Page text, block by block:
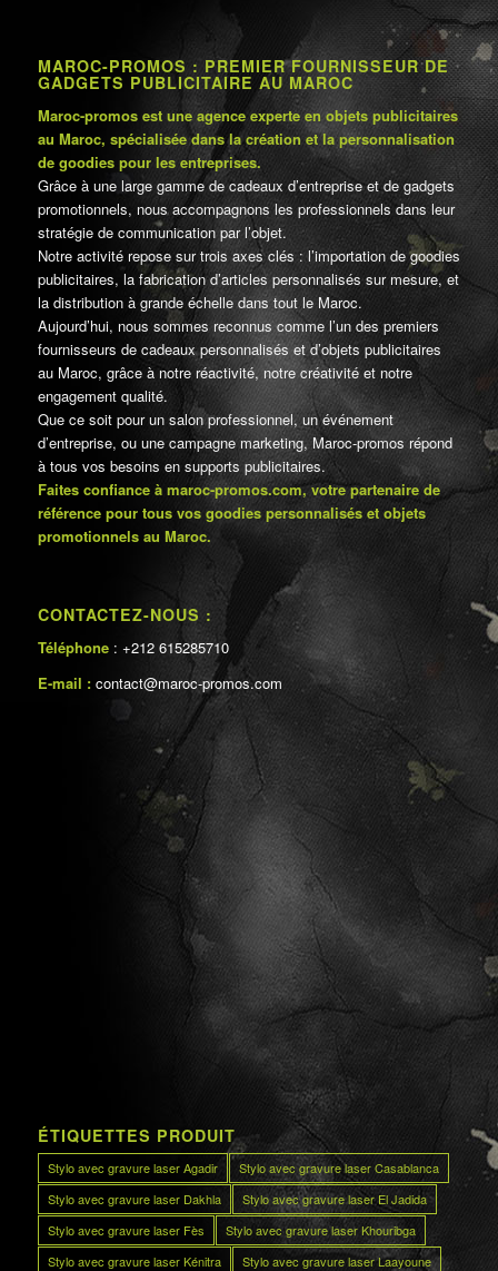
MAROC-PROMOS : PREMIER FOURNISSEUR DE
GADGETS PUBLICITAIRE AU MAROC
Maroc-promos est une agence experte en objets publicitaires
au Maroc, spécialisée dans la création et la personnalisation
de goodies pour les entreprises.
Grâce à une large gamme de cadeaux d’entreprise et de gadgets
promotionnels, nous accompagnons les professionnels dans leur
stratégie de communication par l’objet.
Notre activité repose sur trois axes clés : l’importation de goodies
publicitaires, la fabrication d’articles personnalisés sur mesure, et
la distribution à grande échelle dans tout le Maroc.
Aujourd’hui, nous sommes reconnus comme l’un des premiers
fournisseurs de cadeaux personnalisés et d’objets publicitaires
au Maroc, grâce à notre réactivité, notre créativité et notre
engagement qualité.
Que ce soit pour un salon professionnel, un événement
d’entreprise, ou une campagne marketing, Maroc-promos répond
à tous vos besoins en supports publicitaires.
Faites confiance à maroc-promos.com, votre partenaire de
référence pour tous vos goodies personnalisés et objets
promotionnels au Maroc.
CONTACTEZ-NOUS :
Téléphone : +212 615285710
E-mail : contact@maroc-promos.com
ÉTIQUETTES PRODUIT
Stylo avec gravure laser Agadir
Stylo avec gravure laser Casablanca
Stylo avec gravure laser Dakhla
Stylo avec gravure laser El Jadida
Stylo avec gravure laser Fès
Stylo avec gravure laser Khouribga
Stylo avec gravure laser Kénitra
Stylo avec gravure laser Laayoune